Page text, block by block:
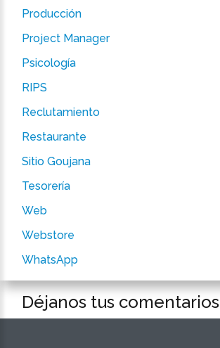
Producción
Project Manager
Psicología
RIPS
Reclutamiento
Restaurante
Sitio Goujana
Tesorería
Web
Webstore
WhatsApp
Déjanos tus comentarios